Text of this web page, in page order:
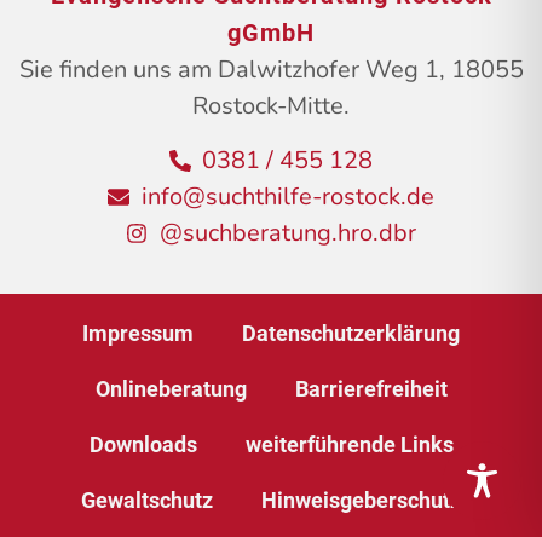
gGmbH
Sie finden uns am Dalwitzhofer Weg 1, 18055
Rostock-Mitte.
0381 / 455 128
info@suchthilfe-rostock.de
@suchberatung.hro.dbr
Impressum Datenschutzerklärung
Onlineberatung Barrierefreiheit
Downloads weiterführende Links
Gewaltschutz Hinweisgeberschutz